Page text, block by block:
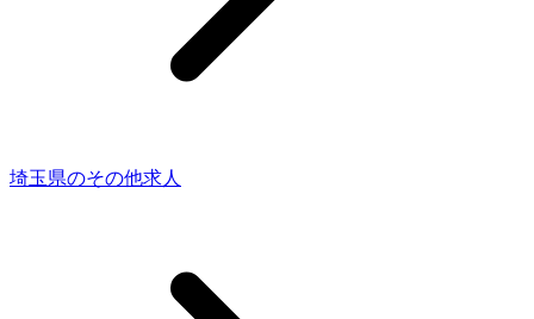
埼玉県のその他求人